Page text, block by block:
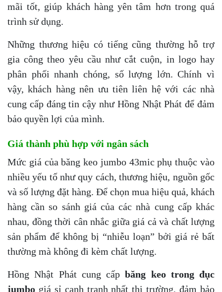
mãi tốt, giúp khách hàng yên tâm hơn trong quá
trình sử dụng.
Những thương hiệu có tiếng cũng thường hỗ trợ
gia công theo yêu cầu như cắt cuộn, in logo hay
phân phối nhanh chóng, số lượng lớn. Chính vì
vậy, khách hàng nên ưu tiên liên hệ với các nhà
cung cấp đáng tin cậy như Hồng Nhật Phát để đảm
bảo quyền lợi của mình.
Giá thành phù hợp với ngân sách
Mức giá của băng keo jumbo 43mic phụ thuộc vào
nhiều yếu tố như quy cách, thương hiệu, nguồn gốc
và số lượng đặt hàng. Để chọn mua hiệu quả, khách
hàng cần so sánh giá của các nhà cung cấp khác
nhau, đồng thời cân nhắc giữa giá cả và chất lượng
sản phẩm để không bị “nhiễu loạn” bởi giá rẻ bất
thường mà không đi kèm chất lượng.
Hồng Nhật Phát cung cấpbăng keo trong đục
jumbo giá sỉ cạnh tranh nhất thị trường, đảm bảo